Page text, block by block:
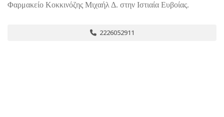
Φαρμακείο Κοκκινόζης Μιχαήλ Δ. στην Ιστιαία Ευβοίας.
2226052911